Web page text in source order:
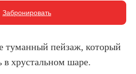
Забронировать
туманный пейзаж, который
в хрустальном шаре.